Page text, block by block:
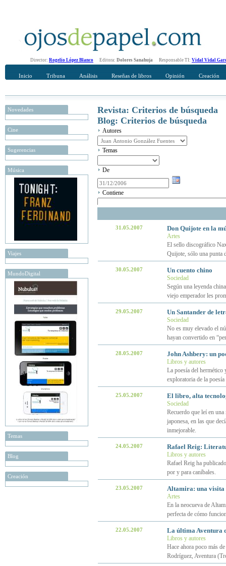
Director: Rogelio López Blanco Editora: Dolores Sanahuja Responsable TI: Vidal Vidal
Inicio Tribuna Análisis Reseñas de libros Opinión Creación
Novedades
Cine
Sugerencias
Música
Viajes
MundoDigital
Temas
Blog
Creación
Revista: Criterios de búsqueda
Blog: Criterios de búsqueda
Autores
Temas
De
Contiene
31.05.2007 Don Quijote en la
Artes
El sello discográfico
Quijote, sólo una punta
30.05.2007 Un cuento chino
Sociedad
Según una leyenda
viejo emperador les
29.05.2007 Un Santander de
Sociedad
No es muy elevado el
hayan convertido en
28.05.2007 John Ashbery: un
Libros y autores
La poesía del hermético
exploratoria de la
25.05.2007 El libro, alta
Sociedad
Recuerdo que leí en
japonesa, en las que
inmejorable.
24.05.2007 Rafael Reig:
Libros y autores
Rafael Reig ha
por y para caníbales.
23.05.2007 Altamira: una visita
Artes
En la neocueva de
perfecta de cómo
22.05.2007 La última Aventura
Libros y autores
Hace ahora poco más
Rodríguez, Aventura